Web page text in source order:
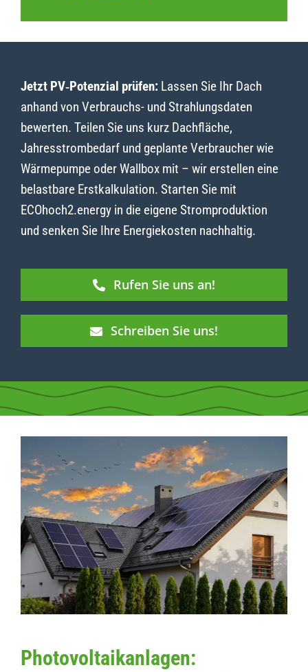
Jetzt PV‑Potenzial prüfen:Lassen Sie Ihr Dach
anhand von Verbrauchs- und Strahlungsdaten
bewerten. Teilen Sie uns kurz Dachfläche,
Jahresstrombedarf und geplante Verbraucher wie
Wärmepumpe oder Wallbox mit – wir erstellen eine
belastbare Erstkalkulation. Starten Sie mit
ECOhoch2.energy in die eigene Stromproduktion
und senken Sie Ihre Energiekosten nachhaltig.
Rufen Sie uns an!
Schreiben Sie uns!
Photovoltaikanlagen: